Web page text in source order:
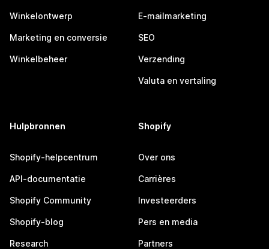
Winkelontwerp
Marketing en conversie
Winkelbeheer
E-mailmarketing
SEO
Verzending
Valuta en vertaling
Hulpbronnen
Shopify-helpcentrum
API-documentatie
Shopify Community
Shopify-blog
Research
Shopify
Over ons
Carrières
Investeerders
Pers en media
Partners